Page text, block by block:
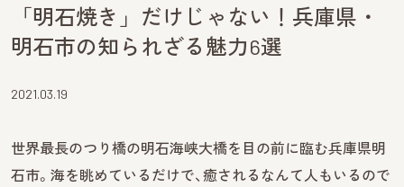
「明石焼き」だけじゃない！兵庫県・
明石市の知られざる魅力6選
2021.03.19
世界最長のつり橋の明石海峡大橋を目の前に臨む兵庫県明
石市。海を眺めているだけで、癒されるなんて人もいるので